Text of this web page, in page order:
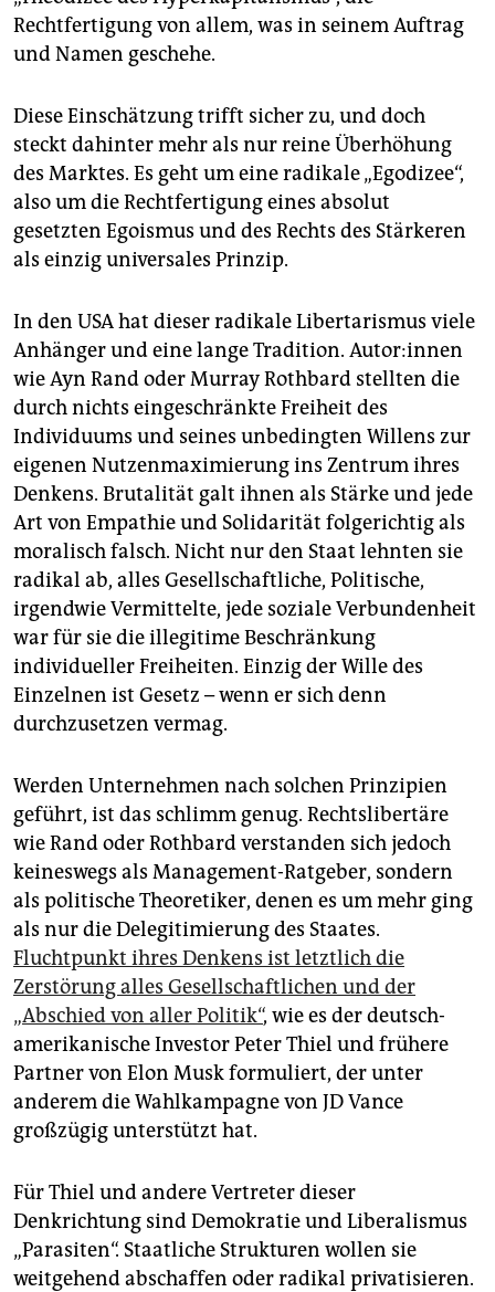
Rechtfertigung von allem, was in seinem Auftrag
und Namen geschehe.
Diese Einschätzung trifft sicher zu, und doch
steckt dahinter mehr als nur reine Überhöhung
des Marktes. Es geht um eine radikale „Ego­dizee“,
also um die Rechtfertigung eines absolut
gesetzten Egoismus und des Rechts des Stärkeren
als einzig universales Prinzip.
In den USA hat dieser radikale Libertarismus viele
Anhänger und eine lange Tradition. Au­to­r:in­nen
wie Ayn Rand oder Murray Rothbard stellten die
durch nichts eingeschränkte Freiheit des
Individuums und seines unbedingten Willens zur
eigenen Nutzenmaximierung ins Zentrum ihres
Denkens. Brutalität galt ihnen als Stärke und jede
Art von Empathie und Solidarität folgerichtig als
moralisch falsch. Nicht nur den Staat lehnten sie
radikal ab, alles Gesellschaftliche, Politische,
irgendwie Vermittelte, jede soziale Verbundenheit
war für sie die illegitime Beschränkung
individueller Freiheiten. Einzig der Wille des
Einzelnen ist Gesetz – wenn er sich denn
durchzusetzen vermag.
Werden Unternehmen nach solchen Prinzipien
geführt, ist das schlimm genug. Rechtslibertäre
wie Rand oder Rothbard verstanden sich jedoch
keineswegs als Management-Ratgeber, sondern
als politische Theo­retiker, denen es um mehr ging
als nur die Delegitimierung des Staates.
Fluchtpunkt ihres Denkens ist letztlich die
Zerstörung alles Gesellschaftlichen und der
„Abschied von aller Politik“, wie es der deutsch-
amerikanische Investor Peter Thiel und frühere
Partner von Elon Musk formuliert, der unter
anderem die Wahlkampagne von JD Vance
großzügig unterstützt hat.
Für Thiel und andere Vertreter dieser
Denkrichtung sind Demokratie und Liberalismus
„Parasiten“. Staatliche Strukturen wollen sie
weitgehend abschaffen oder radikal privatisieren.